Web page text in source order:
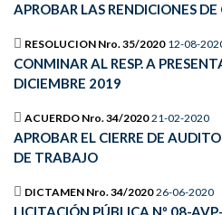
APROBAR LAS RENDICIONES
RESOLUCION Nro. 35/2020 12-08-
CONMINAR AL RESP. A
DICIEMBRE 2019
ACUERDO Nro. 34/2020 21-02-2020
APROBAR EL CIERRE DE
DE TRABAJO
DICTAMEN Nro. 34/2020 26-06-2020
LICITACIÓN PÚBLICA Nº 08-